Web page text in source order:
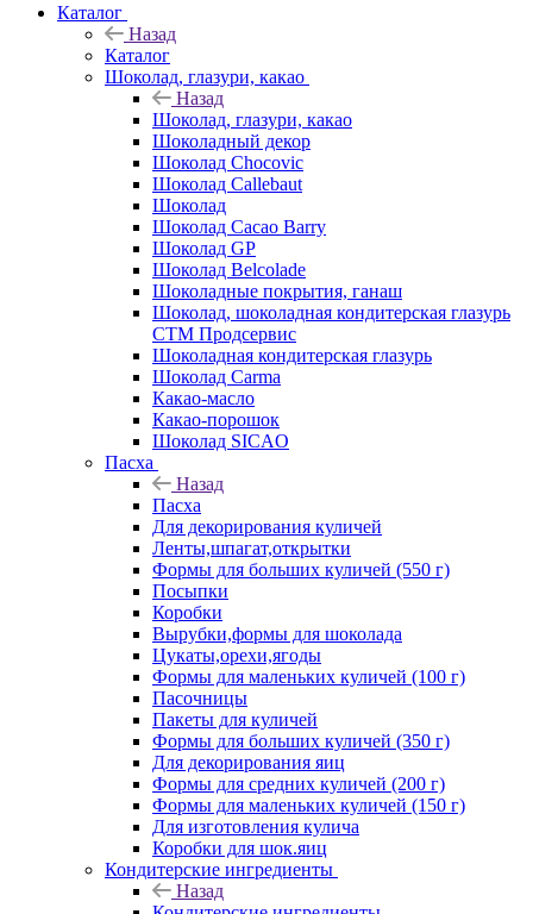
Каталог
Назад
Каталог
Шоколад, глазури, какао
Назад
Шоколад, глазури, какао
Шоколадный декор
Шоколад Chocovic
Шоколад Callebaut
Шоколад
Шоколад Cacao Barry
Шоколад GP
Шоколад Belcolade
Шоколадные покрытия, ганаш
Шоколад, шоколадная кондитерская глазурь
СТМ Продсервис
Шоколадная кондитерская глазурь
Шоколад Carma
Какао-масло
Какао-порошок
Шоколад SICAO
Пасха
Назад
Пасха
Для декорирования куличей
Ленты,шпагат,открытки
Формы для больших куличей (550 г)
Посыпки
Коробки
Вырубки,формы для шоколада
Цукаты,орехи,ягоды
Формы для маленьких куличей (100 г)
Пасочницы
Пакеты для куличей
Формы для больших куличей (350 г)
Для декорирования яиц
Формы для средних куличей (200 г)
Формы для маленьких куличей (150 г)
Для изготовления кулича
Коробки для шок.яиц
Кондитерские ингредиенты
Назад